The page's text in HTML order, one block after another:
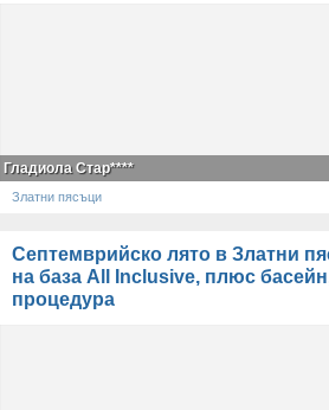
Гладиола Стар****
Златни пясъци
Септемврийско лято в Златни
на база All Inclusive, плюс
процедура